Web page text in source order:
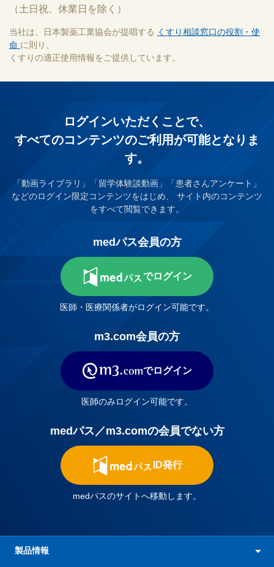
（土日祝、休業日を除く）
当社は、日本製薬工業協会が提唱する くすり相談窓口の役割・使
命 に則り、
くすりの適正使用情報をご提供しています。
ログインいただくことで、
すべてのコンテンツのご利⽤が可能となりま
す。
「動画ライブラリ」「留学体験談動画」「患者さんアンケート」
などのログイン限定コンテンツをはじめ、
サイト内のコンテンツ
をすべて閲覧できます。
medパス会員の方
でログイン
医師・医療関係者がログイン可能です。
m3.com会員の方
でログイン
医師のみログイン可能です。
medパス／m3.comの会員でない方
ID発行
medパスのサイトへ移動します。
製品情報